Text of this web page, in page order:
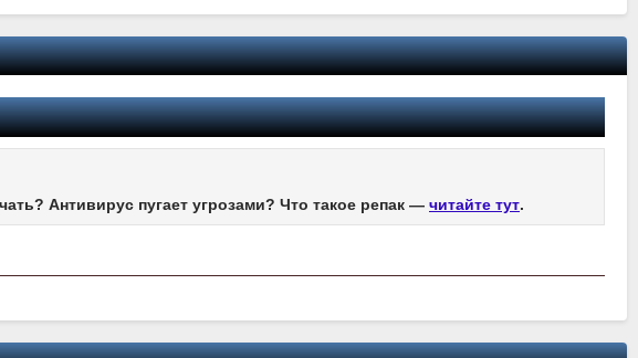
Антивирус пугает угрозами? Что такое репак — читайте тут.